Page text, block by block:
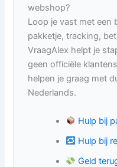
webshop?
Loop je vast met een
pakketje, tracking,
VraagAlex helpt je
geen officiële
helpen je graag met
Nederlands.
Hulp bij
Hulp bij
Geld